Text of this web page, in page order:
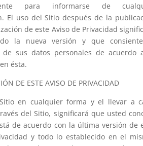
para informarse de
El uso del Sitio después de la
de este Aviso de Privacidad
la nueva versión y que
de sus datos personales de acuerdo
ésta.
DE ESTE AVISO DE PRIVACIDAD
en cualquier forma y el llevar a
del Sitio, significará que usted
de acuerdo con la última versión de
y todo lo establecido en el